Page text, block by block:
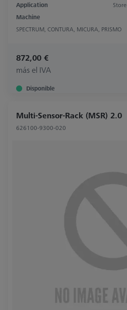
Application
Store
Machine
SPECTRUM, CONTURA, MICURA, PRISMO
872,00 €
más el IVA
Disponible
Multi-Sensor-Rack (MSR) 2.0
626100-9300-020